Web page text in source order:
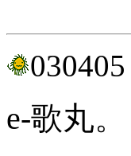
030405
e-歌丸。